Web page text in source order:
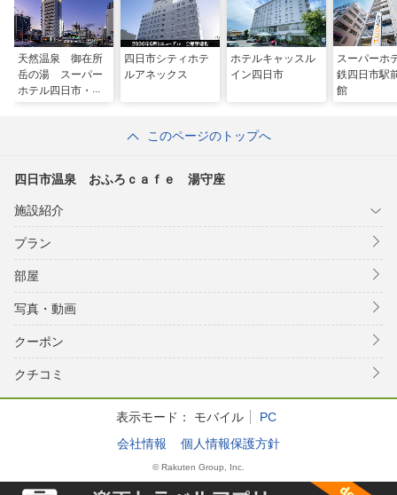
天然温泉 御在所
岳の湯 スーパー
ホテル四日市・国
四日市シティホテ
ルアネックス
ホテルキャッスル
イン四日市
スーパーホ
鉄四日市駅
館
このページのトップへ
四日市温泉 おふろｃａｆｅ 湯守座
施設紹介
プラン
部屋
写真・動画
クーポン
クチコミ
表示モード： モバイル
PC
会社情報
個人情報保護方針
© Rakuten Group, Inc.